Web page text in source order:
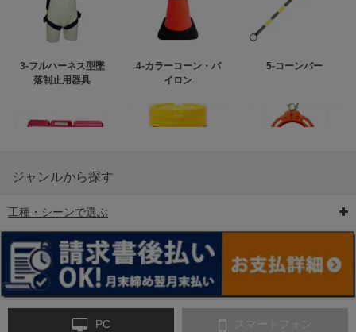
3-フルハーネス型墜
落制止用器具
4-カラーコーン・パ
イロン
5-コーンバー
6-矢印板/LED矢印板
ンス
ジャンルから探す
工種・シーンで選ぶ
PC スマートフォン